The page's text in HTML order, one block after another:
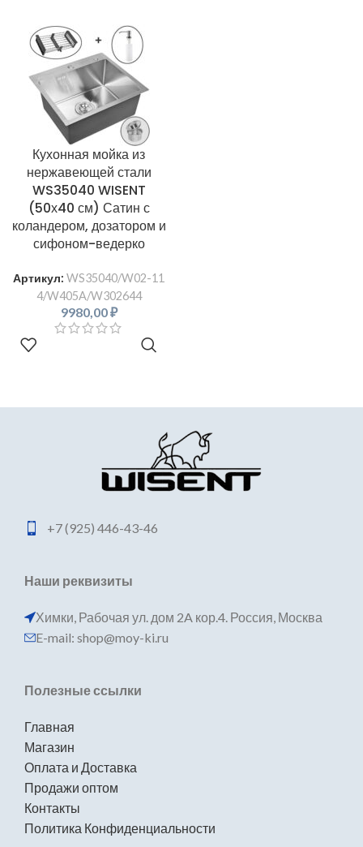
Кухонная мойка из
нержавеющей стали
WS35040 WISENT
(50х40 см) Сатин с
коландером, дозатором и
сифоном-ведерко
Артикул: WS35040/W02-11
4/W405A/W302644
9980,00₽
+7 (925) 446-43-46
Наши реквизиты
Химки, Рабочая ул. дом 2A кор.4. Россия, Москва
E-mail: shop@moy-ki.ru
Полезные ссылки
Главная
Магазин
Оплата и Доставка
Продажи оптом
Контакты
Политика Конфиденциальности